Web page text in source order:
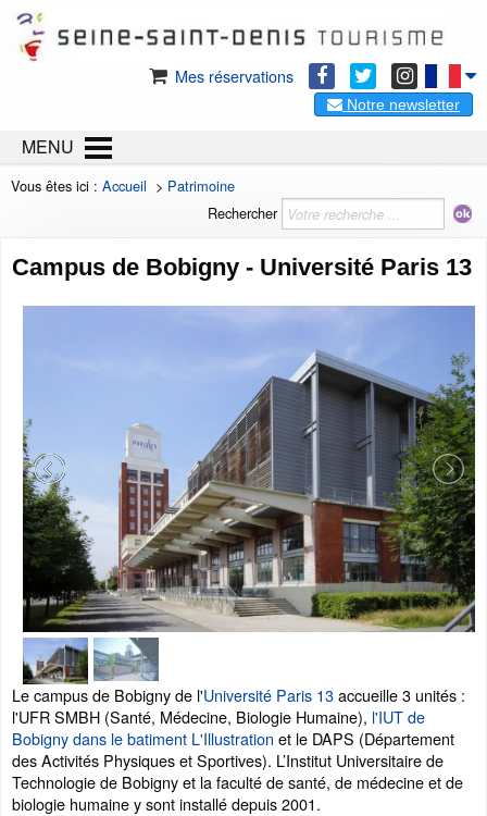
Mes réservations
Notre newsletter
MENU
Vous êtes ici : Accueil > Patrimoine
Rechercher
Campus de Bobigny - Université Paris 13
Le campus de Bobigny de l'Université Paris 13accueille 3 unités :
l'UFR SMBH (Santé, Médecine, Biologie Humaine), l'IUT de
Bobigny dans le batiment L'Illustration et le DAPS (Département
des Activités Physiques et Sportives). L’Institut Universitaire de
Technologie de Bobigny et la faculté de santé, de médecine et de
biologie humaine y sont installé depuis 2001.